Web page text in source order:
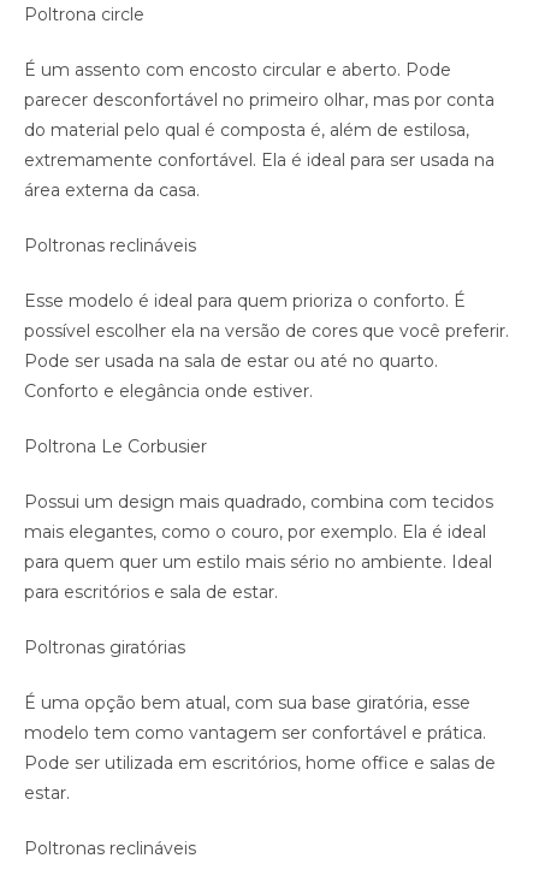
Poltrona circle
É um assento com encosto circular e aberto. Pode
parecer desconfortável no primeiro olhar, mas por conta
do material pelo qual é composta é, além de estilosa,
extremamente confortável. Ela é ideal para ser usada na
área externa da casa.
Poltronas reclináveis
Esse modelo é ideal para quem prioriza o conforto. É
possível escolher ela na versão de cores que você preferir.
Pode ser usada na sala de estar ou até no quarto.
Conforto e elegância onde estiver.
Poltrona Le Corbusier
Possui um design mais quadrado, combina com tecidos
mais elegantes, como o couro, por exemplo. Ela é ideal
para quem quer um estilo mais sério no ambiente. Ideal
para escritórios e sala de estar.
Poltronas giratórias
É uma opção bem atual, com sua base giratória, esse
modelo tem como vantagem ser confortável e prática.
Pode ser utilizada em escritórios, home office e salas de
estar.
Poltronas reclináveis